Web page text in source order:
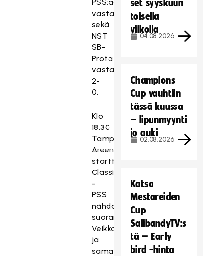
PSS:aa
vastaan
sekä
NST
SB-
Prota
vastaan
2-
0.
Klo
18.30
Tampere
Areenalla
starttaava
Classic
-
PSS
nähdään
suorana
VeikkausTV:ssä
ja
samaan
set syyskuun
toisella
viikolla
04.08.2026
Champions
Cup vauhtiin
tässä kuussa
– lipunmyynti
jo auki
02.08.2026
Katso
Mestareiden
Cup
SalibandyTV:s
tä – Early
bird -hinta